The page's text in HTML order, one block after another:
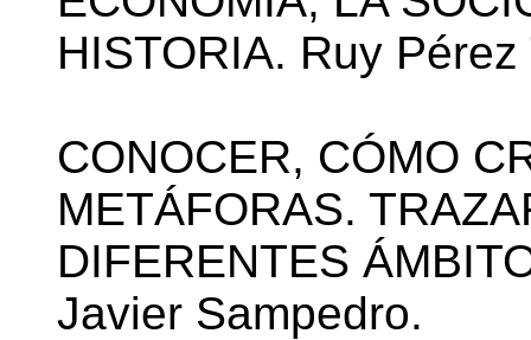
HISTORIA. Ruy Pérez
CONOCER, CÓMO
METÁFORAS.
DIFERENTES
Javier Sampedro.